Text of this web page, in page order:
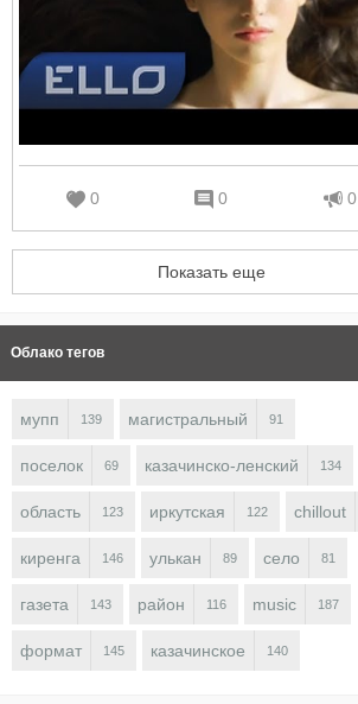
0 0 0
Показать еще
Облако тегов
мупп 139 магистральный 91
поселок 69 казачинско-ленский 134
область 123 иркутская 122 chillout
киренга 146 улькан 89 село 81
газета 143 район 116 music 187
формат 145 казачинское 140